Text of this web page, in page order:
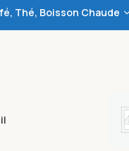
Thé, Boisson Chaude